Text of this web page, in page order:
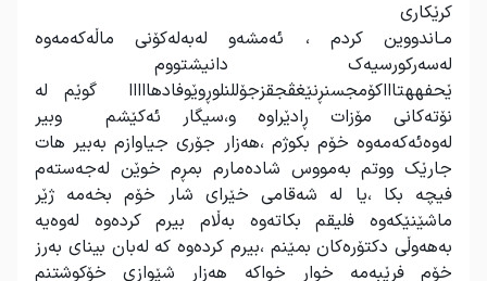
کرێکاری
مـاندووین کردم ، ئەمشەو لەبەلەکۆنی ماڵەکەمەوە
لەسەرکورسیەک دانیشتووم
ێحفههتاااکۆمجسنڕنێغڤجقزجۆللنلوڕوێوفادهااااا گوێم لە
نۆتەکانی مۆزات ڕادێراوە و،سیگار ئەکێشم وبیر
لەوەئەکەمەوە خۆم بکوژم ،هەزار جۆری جیاوازم بەبیر هات
جارێک ووتم بەمووس شادەمارم بمڕم خوێن لەجەستەم
فیچە بکا ،یا لە شەقامی خێرای شار خۆم بخەمە ژێر
ماشێنێکەوە فلیقم بکاتەوە بەڵام بیرم کردەوە لەوەیە
بەهەوڵی دکتۆرەکان بمێنم ،بیرم کردەوە کە لەبان بینای بەرز
خۆم فڕێبەمە خوار خواکە هەزار شێوازی خۆکوشتنم